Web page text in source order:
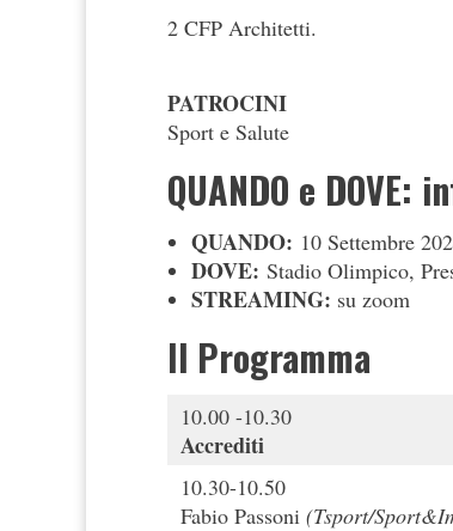
2 CFP Architetti.
PATROCINI
Sport e Salute
QUANDO e DOVE:
QUANDO: 10 Settembre
DOVE: Stadio Olimpico,
STREAMING: su zoom
Il Programma
10.00 -10.30
Accrediti
10.30-10.50
Fabio Passoni (Tsport/